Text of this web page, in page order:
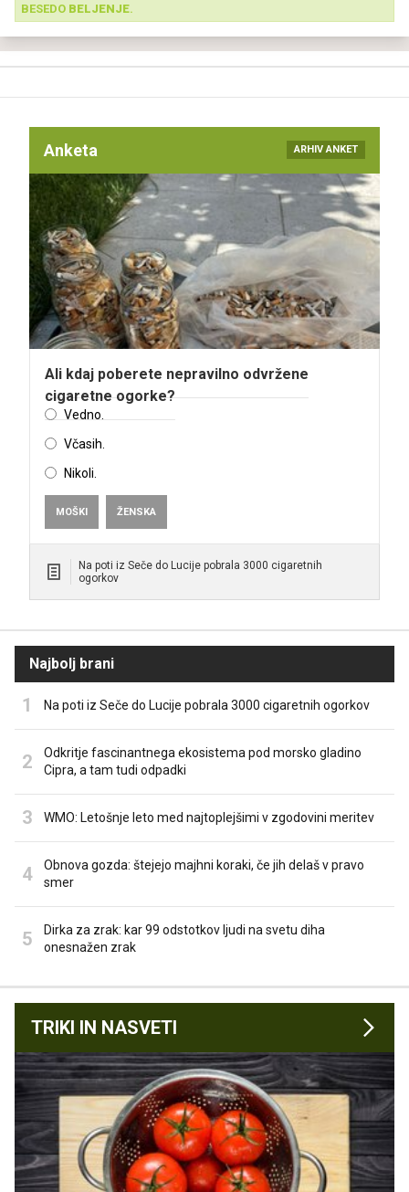
BESEDO BELJENJE.
Anketa ARHIV ANKET
Ali kdaj poberete nepravilno odvržene
cigaretne ogorke?
Vedno.
Včasih.
Nikoli.
MOŠKI ŽENSKA
Na poti iz Seče do Lucije pobrala 3000 cigaretnih
ogorkov
Najbolj brani
Na poti iz Seče do Lucije pobrala 3000 cigaretnih ogorkov
Odkritje fascinantnega ekosistema pod morsko gladino
Cipra, a tam tudi odpadki
WMO: Letošnje leto med najtoplejšimi v zgodovini meritev
Obnova gozda: štejejo majhni koraki, če jih delaš v pravo
smer
Dirka za zrak: kar 99 odstotkov ljudi na svetu diha
onesnažen zrak
TRIKI IN NASVETI